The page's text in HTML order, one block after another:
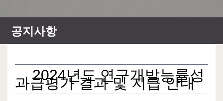
공지사항
2024년도 연구개발능률성
과급평가 결과 및 지급 안내